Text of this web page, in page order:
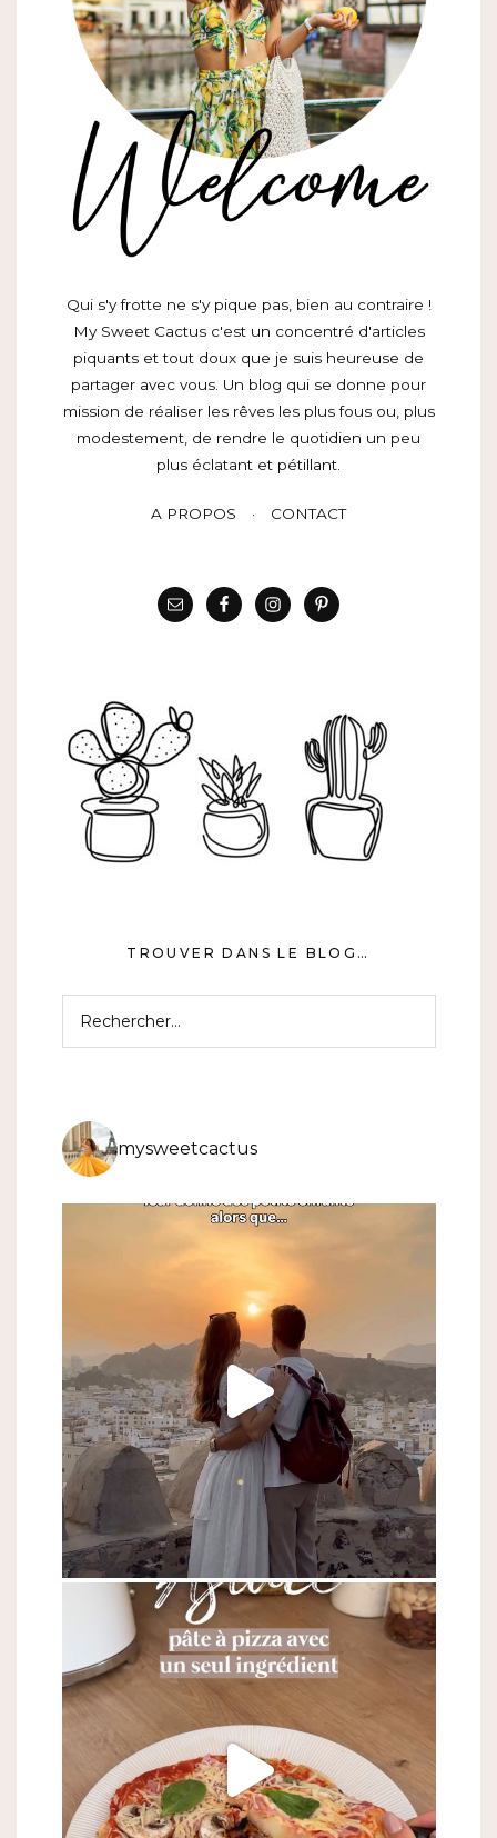
Qui s'y frotte ne s'y pique pas, bien au contraire !
My Sweet Cactus c'est un concentré d'articles
piquants et tout doux que je suis heureuse de
partager avec vous. Un blog qui se donne pour
mission de réaliser les rêves les plus fous ou, plus
modestement, de rendre le quotidien un peu
plus éclatant et pétillant.
A PROPOS CONTACT
TROUVER DANS LE BLOG…
mysweetcactus